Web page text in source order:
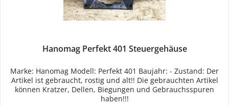
Hanomag Perfekt 401 Steuergehäuse
Marke: Hanomag Modell: Perfekt 401 Baujahr: - Zustand: Der
Artikel ist gebraucht, rostig und alt!! Die gebrauchten Artikel
können Kratzer, Dellen, Biegungen und Gebrauchsspuren
haben!!!